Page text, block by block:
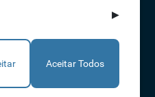
são apenas tratados pela
▶
Aceitar Todos